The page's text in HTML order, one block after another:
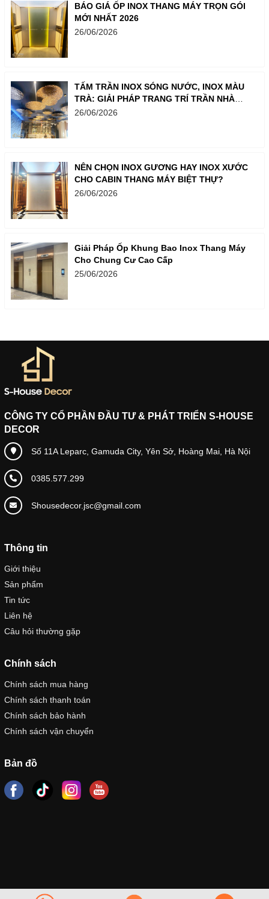
BÁO GIÁ ỐP INOX THANG MÁY TRỌN GÓI
MỚI NHẤT 2026
26/06/2026
TẤM TRẦN INOX SÓNG NƯỚC, INOX MÀU
TRÀ: GIẢI PHÁP TRANG TRÍ TRẦN NHÀ
SANG TRỌNG
26/06/2026
NÊN CHỌN INOX GƯƠNG HAY INOX XƯỚC
CHO CABIN THANG MÁY BIỆT THỰ?
26/06/2026
Giải Pháp Ốp Khung Bao Inox Thang Máy
Cho Chung Cư Cao Cấp
25/06/2026
CÔNG TY CỔ PHẦN ĐẦU TƯ & PHÁT TRIỂN S-HOUSE
DECOR
Số 11A Leparc, Gamuda City, Yên Sở, Hoàng Mai, Hà Nội
0385.577.299
Shousedecor.jsc@gmail.com
Thông tin
Giới thiệu
Sản phẩm
Tin tức
Liên hệ
Câu hỏi thường gặp
Chính sách
Chính sách mua hàng
Chính sách thanh toán
Chính sách bảo hành
Chính sách vận chuyển
Bản đồ